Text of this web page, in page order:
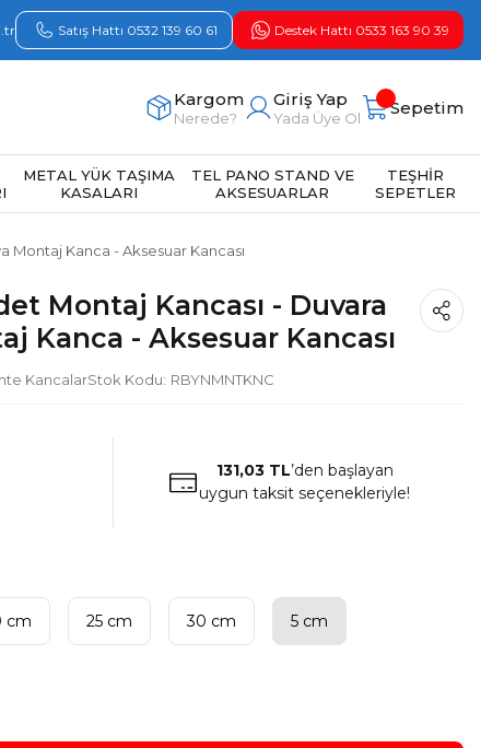
Satış Hattı 0532 139 60 61 Destek Hattı 0533 163 90 39
Kargom
Nerede?
Giriş Yap
Yada Üye Ol Sepetim
METAL YÜK TAŞIMA
KASALARI
TEL PANO STAND VE
AKSESUARLAR
TEŞHİR
SEPETLER
Montaj Kanca - Aksesuar Kancası
Montaj Kancası - Duvara
Kanca - Aksesuar Kancası
KancalarStok Kodu RBYNMNTKNC
131,03 TL’den başlayan
uygun taksit seçenekleriyle!
cm 25 cm 30 cm 5 cm